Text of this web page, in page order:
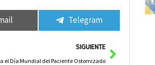
Telegram
SIGUIENTE
el Día Mundial del Paciente Ostomizado
Siguiente